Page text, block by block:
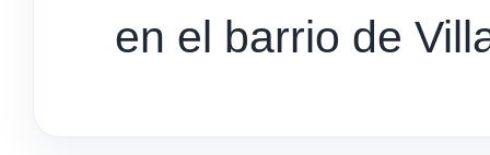
en el barrio de